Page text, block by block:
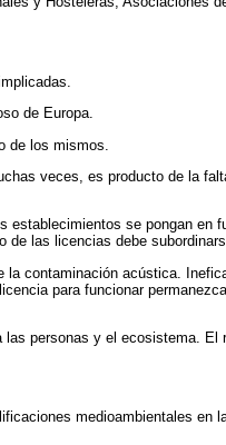
de Europa.
de los mismos.
veces, es producto de la
se pongan en
las licencias debe
contaminación acústica.
para funcionar
personas y el ecosistema. El
medioambientales en